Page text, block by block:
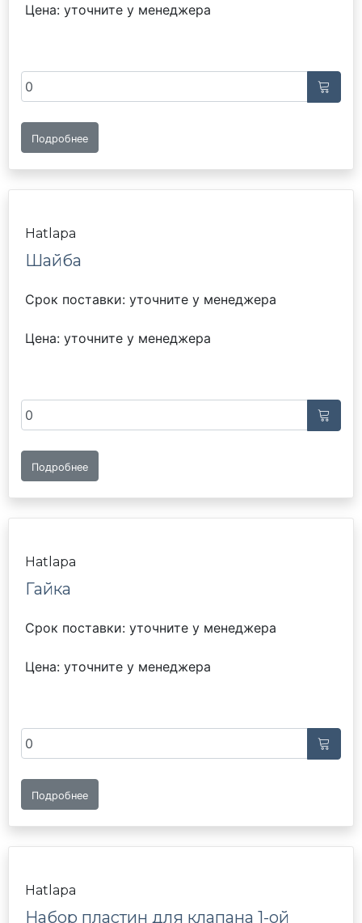
Цена: уточните у менеджера
Подробнее
Hatlapa
Шайба
Срок поставки: уточните у менеджера
Цена: уточните у менеджера
Подробнее
Hatlapa
Гайка
Срок поставки: уточните у менеджера
Цена: уточните у менеджера
Подробнее
Hatlapa
Набор пластин для клапана 1-ой